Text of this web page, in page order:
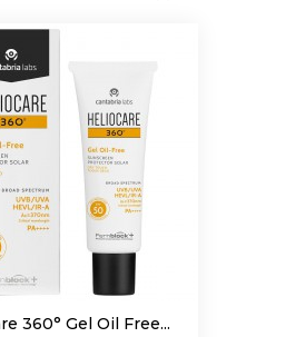
360° Gel Oil Free...